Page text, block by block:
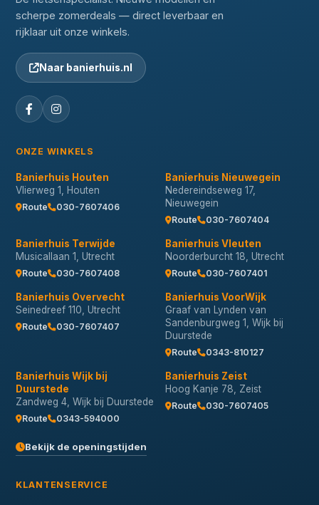
scherpe zomerdeals — direct leverbaar en
rijklaar uit onze winkels.
Naar banierhuis.nl
ONZE WINKELS
Banierhuis Houten
Vlierweg 1, Houten
Route 030-7607406
Banierhuis Nieuwegein
Nedereindseweg 17,
Nieuwegein
Route 030-7607404
Banierhuis Terwijde
Musicallaan 1, Utrecht
Route 030-7607408
Banierhuis Vleuten
Noorderburcht 18, Utrecht
Route 030-7607401
Banierhuis Overvecht
Seinedreef 110, Utrecht
Route 030-7607407
Banierhuis VoorWijk
Graaf van Lynden van
Sandenburgweg 1, Wijk bij
Duurstede
Route 0343-810127
Banierhuis Wijk bij
Duurstede
Zandweg 4, Wijk bij Duurstede
Route 0343-594000
Banierhuis Zeist
Hoog Kanje 78, Zeist
Route 030-7607405
Bekijk de openingstijden
KLANTENSERVICE